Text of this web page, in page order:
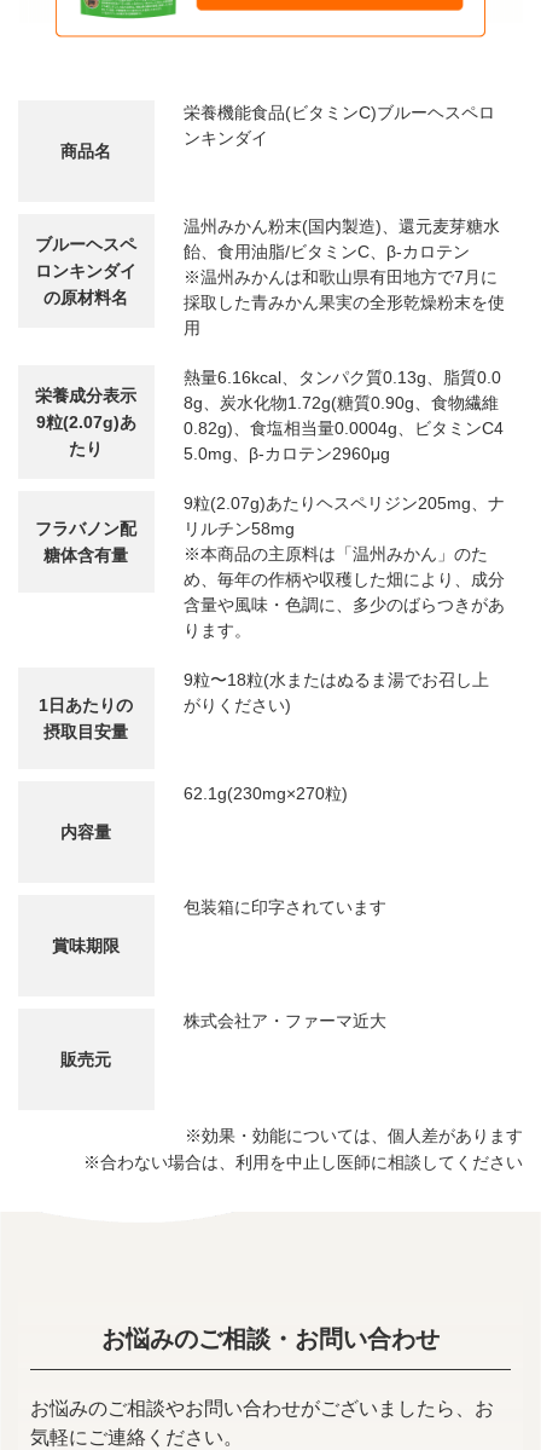
商品名
栄養機能食品(ビタミンC)ブルーヘスペロ
ンキンダイ
ブルーヘスペ
ロンキンダイ
の原材料名
温州みかん粉末(国内製造)、還元麦芽糖水
飴、食用油脂/ビタミンC、β-カロテン
※温州みかんは和歌山県有田地方で7月に
採取した青みかん果実の全形乾燥粉末を使
用
栄養成分表示
9粒(2.07g)あ
たり
熱量6.16kcal、タンパク質0.13g、脂質0.0
8g、炭水化物1.72g(糖質0.90g、食物繊維
0.82g)、食塩相当量0.0004g、ビタミンC4
5.0mg、β-カロテン2960μg
フラバノン配
糖体含有量
9粒(2.07g)あたりヘスペリジン205mg、ナ
リルチン58mg
※本商品の主原料は「温州みかん」のた
め、毎年の作柄や収穫した畑により、成分
含量や風味・色調に、多少のばらつきがあ
ります。
1日あたりの
摂取目安量
9粒〜18粒(水またはぬるま湯でお召し上
がりください)
内容量
62.1g(230mg×270粒)
賞味期限
包装箱に印字されています
販売元
株式会社ア・ファーマ近大
※効果・効能については、個人差があります
※合わない場合は、利用を中止し医師に相談してください
お悩みのご相談・お問い合わせ
お悩みのご相談やお問い合わせがございましたら、お
気軽にご連絡ください。